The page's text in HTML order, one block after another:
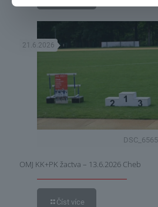
DSC_6565
21.6.2026
OMJ KK+PK žactva – 13.6.2026 Cheb
Číst více